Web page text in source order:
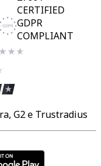
CERTIFIED
GDPR
COMPLIANT
G2 e Trustradius